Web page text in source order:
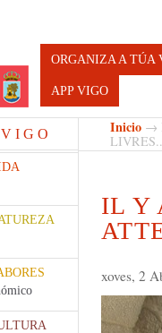
Turismo de
ORGANIZA A TÚA
APP VIGO
VIGO Inicio →
IL Y
xoves, 2